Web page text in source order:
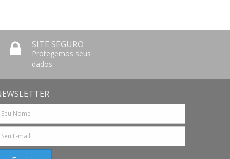
SITE SEGURO
Protegemos seus
dados